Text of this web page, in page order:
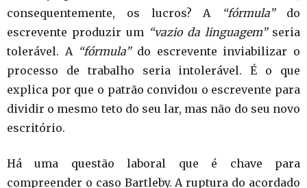
consequentemente, os lucros? A
“fórmula”do
escrevente produzir um “vazio da linguagem”seria
tolerável. A “fórmula”do escrevente inviabilizar o
processo de trabalho seria intolerável. É o que
explica por que o patrão convidou o escrevente para
dividir o mesmo teto do seu lar, mas não do seu novo
escritório.
Há uma questão laboral que é chave para
compreender o caso Bartleby. A ruptura do acordado